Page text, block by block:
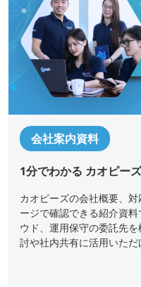
会社案内資料
1分でわかる カオピー
カオピーズの会社概要、
ージで確認できる紹介資
ウド、運用保守の委託先
討や社内共有に活用いただ